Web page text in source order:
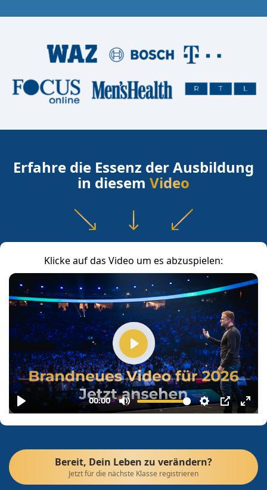
Erfahre die Essenz der Ausbildung
in diesem Video
Klicke auf das Video um es abzuspielen:
Bereit, Dein Leben zu verändern?
Jetzt für die nächste Klasse registrieren